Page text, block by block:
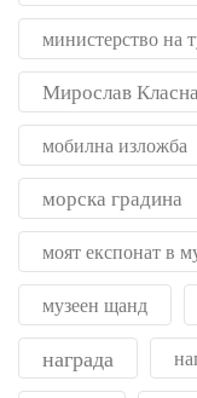
министерство на
Мирослав
мобилна изложба
морска градина
моят експонат в
музеен щанд
награда